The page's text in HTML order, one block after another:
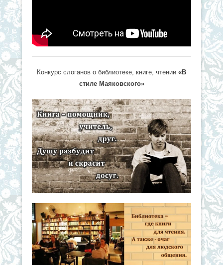
Конкурс слоганов о библиотеке, книге, чтении «В
стиле Маяковского»